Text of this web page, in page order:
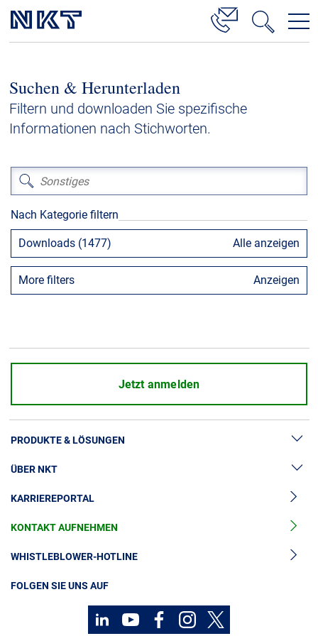
Hochspannung
Kabelservice
Niederspannung
Kabelgarnituren
Referenzen
Downloads
Presse & Events
Produktion
Karriere
Europacable
Einkauf
Suchen & Herunterladen
Filtern und downloaden Sie spezifische
Informationen nach Stichworten.
Nach Kategorie filtern
Downloads (1477) Alle anzeigen
More filters Anzeigen
Jetzt anmelden
PRODUKTE & LÖSUNGEN
Hochspannung
Kabelgarnituren
Mittelspannungskabel
Niederspannungskabel
ÜBER NKT
News & Presse
Unsere Geschichte
Investoren
Nachhaltigkeit
KARRIEREPORTAL
KONTAKT AUFNEHMEN
WHISTLEBLOWER-HOTLINE
FOLGEN SIE UNS AUF